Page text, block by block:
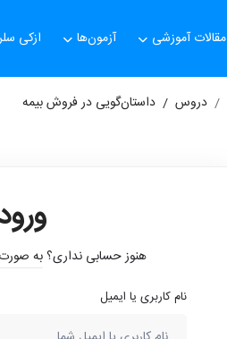
مقالات آموزشی آزمون‌ها ازکی
دروس داستان‌گویی در فروش بیمه
هنوز حسابی نداری؟به صورت
نام کاربری یا ایمیل